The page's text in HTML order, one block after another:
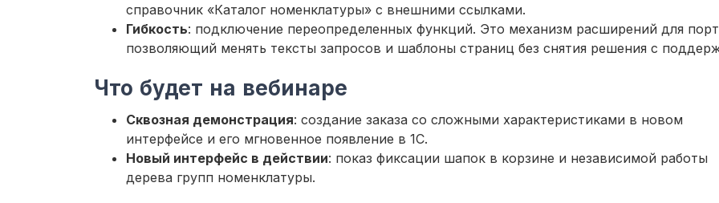
справочник «Каталог номенклатуры» с внешними ссылками.
Гибкость: подключение переопределенных функций. Это механизм расширений для
позволяющий менять тексты запросов и шаблоны страниц без снятия решения с
Что будет на вебинаре
Сквозная демонстрация: создание заказа со сложными характеристиками в новом
интерфейсе и его мгновенное появление в 1С.
Новый интерфейс в действии: показ фиксации шапок в корзине и независимой работы
дерева групп номенклатуры.